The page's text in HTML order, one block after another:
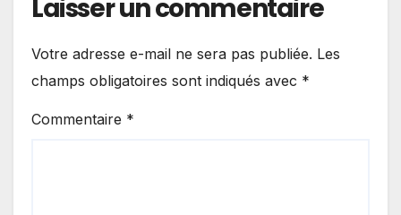
Laisser un commentaire
Votre adresse e-mail ne sera pas publiée. Les
champs obligatoires sont indiqués avec *
Commentaire *